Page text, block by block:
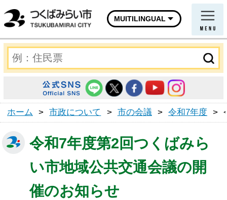
MUITILINGUAL
ホーム > 市政について > 市の会議 > 令和7年度 >
令和7年度第2回つくばみら
い市地域公共交通会議の開
催のお知らせ